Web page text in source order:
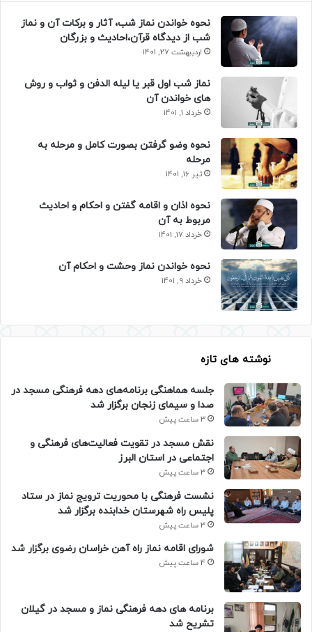
نحوه خواندن نماز شب، آثار و برکات آن و نماز
شب از دیدگاه قرآن،احادیث و بزرگان
اردیبهشت 27, 1401
نماز شب اول قبر یا لیله الدفن و ثواب و روش
های خواندن آن
خرداد 1, 1401
نحوه وضو گرفتن بصورت کامل و مرحله به
مرحله
تیر 16, 1401
نحوه اذان و اقامه گفتن و احکام و احادیث
مربوط به آن
خرداد 17, 1401
نحوه خواندن نماز وحشت و احکام آن
خرداد 9, 1401
نوشته های تازه
جلسه هماهنگی برنامه‌های دهه فرهنگی مسجد در
صدا و سیمای زنجان برگزار شد
3 ساعت پیش
نقش مسجد در تقویت فعالیت‌های فرهنگی و
اجتماعی در استان البرز
3 ساعت پیش
نشست فرهنگی با محوریت ترویج نماز در ستاد
پلیس راه شهرستان خدابنده برگزار شد
3 ساعت پیش
شورای اقامه نماز راه آهن خراسان رضوی برگزار شد
4 ساعت پیش
برنامه های دهه فرهنگی نماز و مسجد در گیلان
تشریح شد